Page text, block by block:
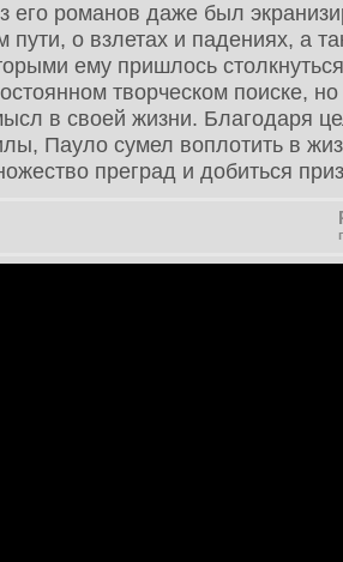
его романов даже был
пути, о взлетах и падениях, а
ему пришлось
творческом поиске,
в своей жизни. Благодаря
Пауло сумел воплотить в
преград и добиться